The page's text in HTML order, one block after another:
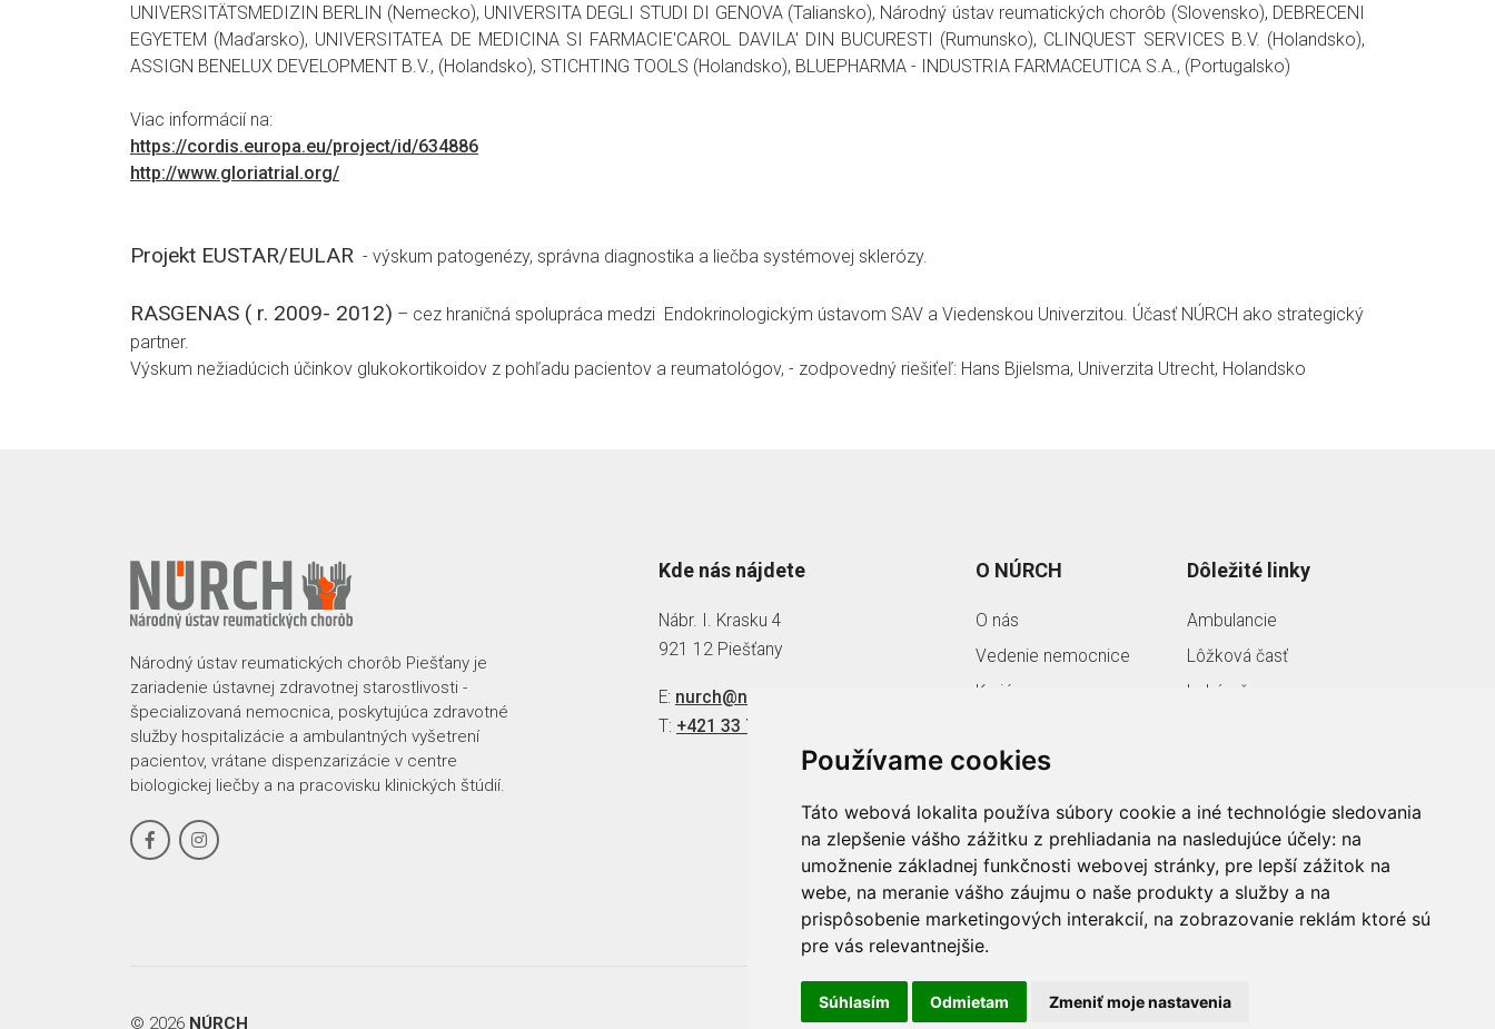
Používame cookies
Táto webová lokalita používa súbory cookie a iné technológie sledovania
na zlepšenie vášho zážitku z prehliadania na nasledujúce účely: na
umožnenie základnej funkčnosti webovej stránky, pre lepší zážitok na
webe, na meranie vášho záujmu o naše produkty a služby a na
prispôsobenie marketingových interakcií, na zobrazovanie reklám ktoré sú
pre vás relevantnejšie.
Súhlasím Odmietam Zmeniť moje nastavenia
UNIVERSITÄTSMEDIZIN BERLIN (Nemecko), UNIVERSITA DEGLI STUDI DI GENOVA (Taliansko), Národný ústav reumatických chorôb (Slovensko), DEBRECENI
EGYETEM (Maďarsko), UNIVERSITATEA DE MEDICINA SI FARMACIE'CAROL DAVILA' DIN BUCURESTI (Rumunsko), CLINQUEST SERVICES B.V. (Holandsko),
ASSIGN BENELUX DEVELOPMENT B.V., (Holandsko), STICHTING TOOLS (Holandsko), BLUEPHARMA - INDUSTRIA FARMACEUTICA S.A., (Portugalsko)
Viac informácií na:
https://cordis.europa.eu/project/id/634886
http://www.gloriatrial.org/
Projekt EUSTAR/EULAR - výskum patogenézy, správna diagnostika a liečba systémovej sklerózy.
RASGENAS ( r. 2009- 2012) – cez hraničná spolupráca medzi Endokrinologickým ústavom SAV a Viedenskou Univerzitou. Účasť NÚRCH ako strategický
partner.
Výskum nežiadúcich účinkov glukokortikoidov z pohľadu pacientov a reumatológov, - zodpovedný riešiťeľ: Hans Bjielsma, Univerzita Utrecht, Holandsko
Národný ústav reumatických chorôb Piešťany je
zariadenie ústavnej zdravotnej starostlivosti -
špecializovaná nemocnica, poskytujúca zdravotné
služby hospitalizácie a ambulantných vyšetrení
pacientov, vrátane dispenzarizácie v centre
biologickej liečby a na pracovisku klinických štúdií.
Kde nás nájdete
Nábr. I. Krasku 4
921 12 Piešťany
E: nurch@nurch.sk
T: +421 33 79 69 111
O NÚRCH
O nás
Vedenie nemocnice
Kariéra
Dôležité linky
Ambulancie
Lôžková časť
Lekáreň
Vyhlásenie o
prístupnosti
Nastavenia Cookies
© 2026 NÚRCH